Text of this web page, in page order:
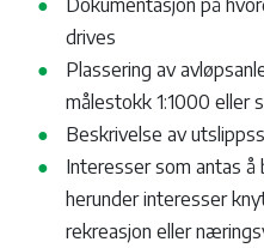
Dokumentasjon på
drives
Plassering av
målestokk 1:1000 eller
Beskrivelse av
Interesser som antas å
herunder interesser
rekreasjon eller